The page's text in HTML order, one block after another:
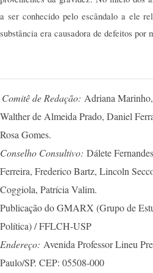
a ser conhecido pelo escândalo a ele
substância era causadora de defeitos por
Comitê de Redação: Adriana Marinho,
Walther de Almeida Prado, Daniel
Rosa Gomes.
Conselho Consultivo: Dálete
Ferreira, Frederico Bartz, Lincoln
Coggiola, Patrícia Valim.
Publicação do GMARX (Grupo de
Política) / FFLCH-USP
Endereço: Avenida Professor Lineu
Paulo/SP. CEP: 05508-000